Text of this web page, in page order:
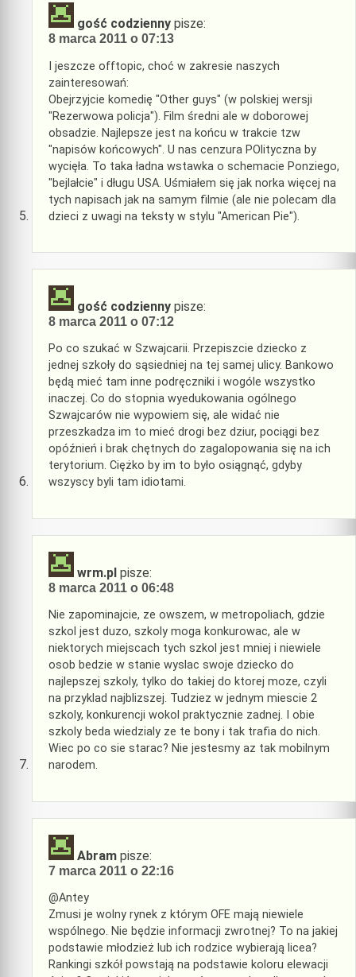
gość codzienny pisze:
8 marca 2011 o 07:13
I jeszcze offtopic, choć w zakresie naszych
zainteresowań:
Obejrzyjcie komedię "Other guys" (w polskiej wersji
"Rezerwowa policja"). Film średni ale w doborowej
obsadzie. Najlepsze jest na końcu w trakcie tzw
"napisów końcowych". U nas cenzura POlityczna by
wycięła. To taka ładna wstawka o schemacie Ponziego,
"bejlałcie" i długu USA. Uśmiałem się jak norka więcej na
tych napisach jak na samym filmie (ale nie polecam dla
dzieci z uwagi na teksty w stylu "American Pie").
gość codzienny pisze:
8 marca 2011 o 07:12
Po co szukać w Szwajcarii. Przepiszcie dziecko z
jednej szkoły do sąsiedniej na tej samej ulicy. Bankowo
będą mieć tam inne podręczniki i wogóle wszystko
inaczej. Co do stopnia wyedukowania ogólnego
Szwajcarów nie wypowiem się, ale widać nie
przeszkadza im to mieć drogi bez dziur, pociągi bez
opóźnień i brak chętnych do zagalopowania się na ich
terytorium. Ciężko by im to było osiągnąć, gdyby
wszyscy byli tam idiotami.
wrm.pl pisze:
8 marca 2011 o 06:48
Nie zapominajcie, ze owszem, w metropoliach, gdzie
szkol jest duzo, szkoly moga konkurowac, ale w
niektorych miejscach tych szkol jest mniej i niewiele
osob bedzie w stanie wyslac swoje dziecko do
najlepszej szkoly, tylko do takiej do ktorej moze, czyli
na przyklad najblizszej. Tudziez w jednym miescie 2
szkoly, konkurencji wokol praktycznie zadnej. I obie
szkoly beda wiedzialy ze te bony i tak trafia do nich.
Wiec po co sie starac? Nie jestesmy az tak mobilnym
narodem.
Abram pisze:
7 marca 2011 o 22:16
@Antey
Zmusi je wolny rynek z którym OFE mają niewiele
wspólnego. Nie będzie informacji zwrotnej? To na jakiej
podstawie młodzież lub ich rodzice wybierają licea?
Rankingi szkół powstają na podstawie koloru elewacji